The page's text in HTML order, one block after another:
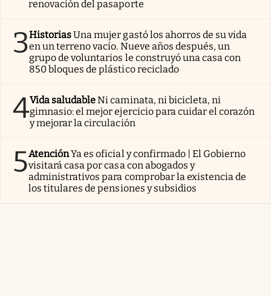
renovación del pasaporte
3HistoriasUna mujer gastó los ahorros de su vida
en un terreno vacío. Nueve años después, un
grupo de voluntarios le construyó una casa con
850 bloques de plástico reciclado
4Vida saludableNi caminata, ni bicicleta, ni
gimnasio: el mejor ejercicio para cuidar el corazón
y mejorar la circulación
5AtenciónYa es oficial y confirmado | El Gobierno
visitará casa por casa con abogados y
administrativos para comprobar la existencia de
los titulares de pensiones y subsidios